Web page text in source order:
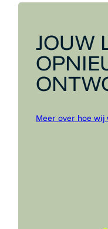
JOUW
Meer over hoe wij